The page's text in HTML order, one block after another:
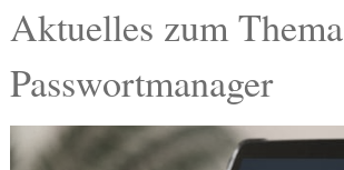
Gesundheit
Termine
Aktuelles zum Thema
Passwortmanager